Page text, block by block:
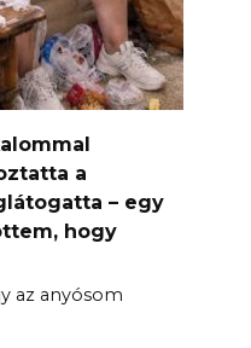
a
– egy
hogy
az anyósom